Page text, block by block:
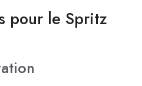
pour le Spritz